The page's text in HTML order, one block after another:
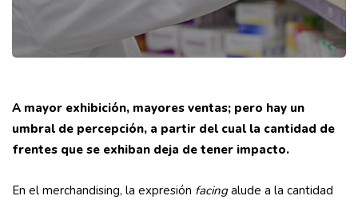
A mayor exhibición, mayores ventas; pero hay un
umbral de percepción, a partir del cual la cantidad de
frentes que se exhiban deja de tener impacto.
En el merchandising, la expresión facingalude a la cantidad